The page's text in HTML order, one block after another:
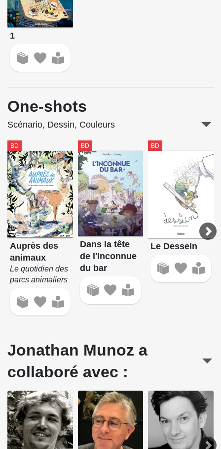
1
One-shots
Scénario, Dessin, Couleurs
BD
Auprès des
animaux
Le quotidien des
parcs animaliers
BD
Dans la tête
de l'Inconnue
du bar
BD
Le Dessein
Jonathan Munoz a
collaboré avec :